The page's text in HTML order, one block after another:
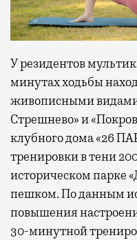
У резидентов
минутах ходьбы
живописными видами
Стрешнево» и
клубного дома «26
тренировки в тени
историческом парке
пешком. По данным
повышения
30-минутной